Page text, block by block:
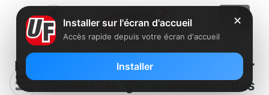
Le patron d’Orange aimerait utiliser
les données de géolocalisation des
✕
Installer sur l'écran d'accueil
Accès rapide depuis votre écran d'accueil
Installer